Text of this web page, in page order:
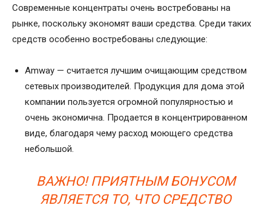
Современные концентраты очень востребованы на
рынке, поскольку экономят ваши средства. Среди таких
средств особенно востребованы следующие:
Amway — считается лучшим очищающим средством
сетевых производителей. Продукция для дома этой
компании пользуется огромной популярностью и
очень экономична. Продается в концентрированном
виде, благодаря чему расход моющего средства
небольшой.
ВАЖНО! ПРИЯТНЫМ БОНУСОМ
ЯВЛЯЕТСЯ ТО, ЧТО СРЕДСТВО